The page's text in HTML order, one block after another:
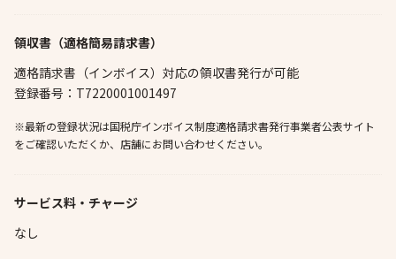
領収書（適格簡易請求書）
適格請求書（インボイス）対応の領収書発行が可能
登録番号：T7220001001497
※最新の登録状況は国税庁インボイス制度適格請求書発行事業者公表サイト
をご確認いただくか、店舗にお問い合わせください。
サービス料・チャージ
なし